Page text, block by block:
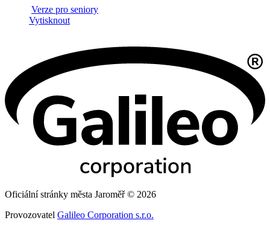
Verze pro seniory
Vytisknout
Oficiální stránky města Jaroměř © 2026
Provozovatel Galileo Corporation s.r.o.